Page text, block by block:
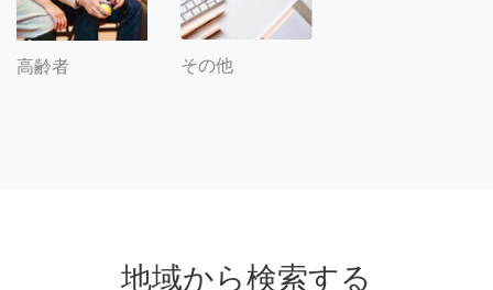
高齢者 その他
地域から検索する